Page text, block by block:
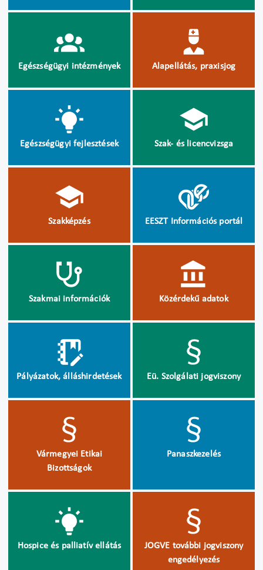
Egészségügyi intézmények Alapellátás, praxisjog
Egészségügyi fejlesztések Szak- és licencvizsga
Szakképzés EESZT Információs portál
Szakmai információk Közérdekű adatok
Pályázatok, álláshirdetések Eü. Szolgálati jogviszony
Vármegyei Etikai
Bizottságok
Panaszkezelés
Hospice és palliatív ellátás
JOGVE további jogviszony
engedélyezés